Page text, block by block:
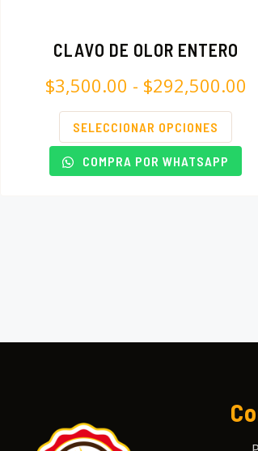
CLAVO DE OLOR ENTERO
$3,500.00 - $292,500.00
SELECCIONAR OPCIONES
COMPRA POR WHATSAPP